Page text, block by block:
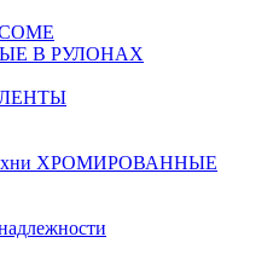
В РУЛОНАХ
ХРОМИРОВАННЫЕ